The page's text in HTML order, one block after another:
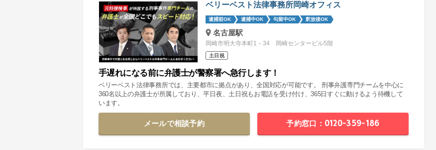
ベリーベスト法律事務所岡崎オフィス
逮捕前OK 逮捕中OK 勾留中OK 釈放後OK
名古屋駅
岡崎市明大寺本町1－34 岡崎センタービル5階
土日祝
手遅れになる前に弁護士が警察署へ急行します！
ベリーベスト法律事務所では、主要都市に拠点があり、全国対応が可能です。 刑事弁護専門チームを中心に
360名以上の弁護士が所属しており、平日夜、土日祝もお電話を受け付け、365日すぐに動けるよう待機して
います。
メールで相談予約 予約窓口：0120-359-186